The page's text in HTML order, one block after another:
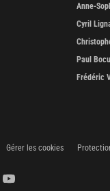
Anne-
Cyril
Paul
Frédéric
Gérer les cookies